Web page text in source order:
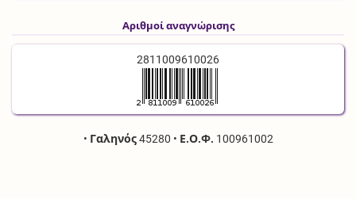
Αριθμοί αναγνώρισης
2811009610026
• Γαληνός45280 • Ε.Ο.Φ. 100961002